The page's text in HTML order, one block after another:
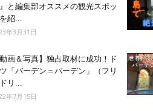
と編集部オススメの観光スポッ
紹...
年3月31日
動画＆写真】独占取材に成功！ド
「バーデン＝バーデン」（フリ
リ...
年7月15日